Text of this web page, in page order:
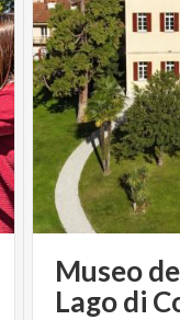
Museo
Lago di